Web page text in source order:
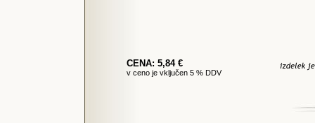
CENA: 5,84 €
v ceno je vključen 5 % DDV